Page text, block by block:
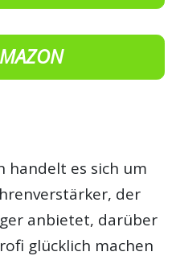
handelt es sich um
der
anbietet, darüber
glücklich machen